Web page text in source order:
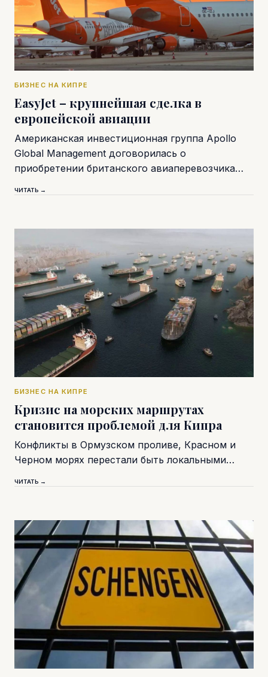
БИЗНЕС НА КИПРЕ
EasyJet – крупнейшая сделка в
европейской авиации
Американская инвестиционная группа Apollo
Global Management договорилась о
приобретении британского авиаперевозчика…
ЧИТАТЬ →
БИЗНЕС НА КИПРЕ
Кризис на морских маршрутах
становится проблемой для Кипра
Конфликты в Ормузском проливе, Красном и
Черном морях перестали быть локальными…
ЧИТАТЬ →